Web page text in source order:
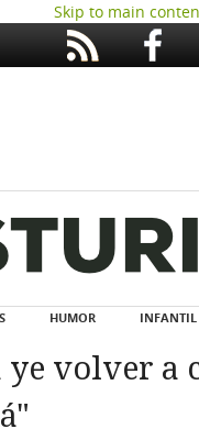
Skip to main
HUMOR INFANTIL
ye volver a